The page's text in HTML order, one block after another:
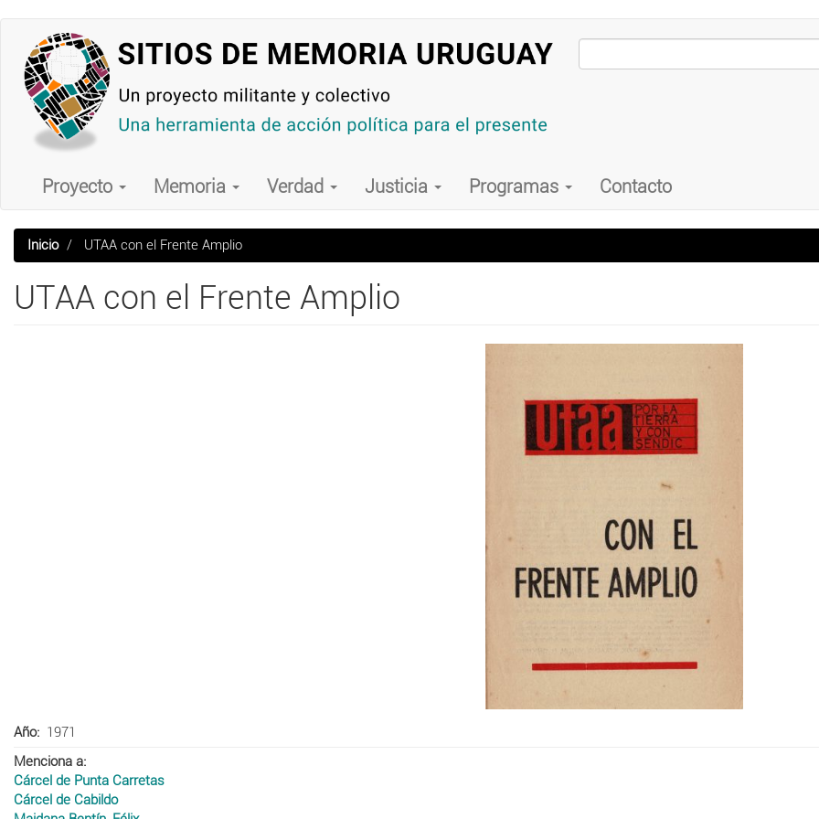
contenido
principal
Main
navigation
Proyecto Memoria Verdad Justicia Programas Contacto
Inicio UTAA con el Frente Amplio
UTAA con el Frente Amplio
Año
1971
Menciona a
Cárcel de Punta Carretas
Cárcel de Cabildo